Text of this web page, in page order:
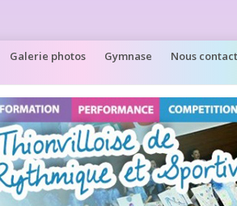
Galerie photos Gymnase Nous